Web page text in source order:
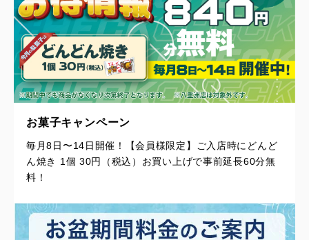
お菓子キャンペーン
毎月8日〜14日開催！【会員様限定】ご入店時にどんど
ん焼き 1個 30円（税込）お買い上げで事前延長60分無
料！